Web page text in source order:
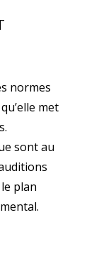
normes
met
sont au
plan